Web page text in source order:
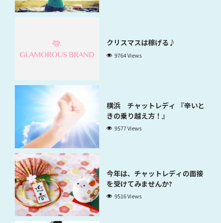
クリスマスは稼げる♪
9764 Views
横浜 チャットレディ 『辛いと
きの乗り越え方！』
9577 Views
今年は、チャットレディの面接
を受けてみませんか?
9516 Views